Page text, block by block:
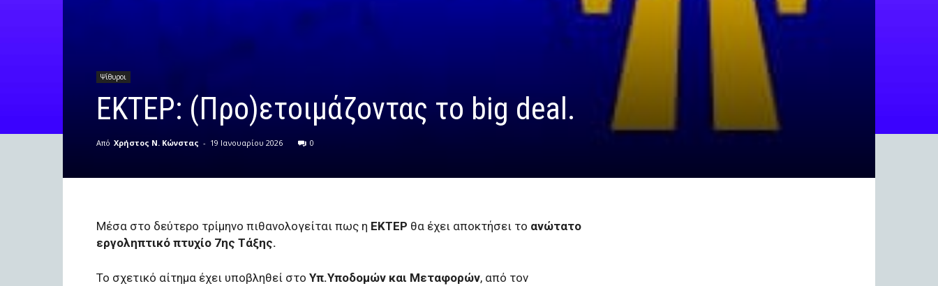
Ψίθυροι
ΕΚΤΕΡ: (Προ)ετοιμάζοντας το big deal.
Από Χρήστος Ν. Κώνστας - 19 Ιανουαρίου 2026 0
Μέσα στο δεύτερο τρίμηνο πιθανολογείται πως η ΕΚΤΕΡ θα έχει αποκτήσει το ανώτατο
εργοληπτικό πτυχίο 7ης Τάξης.
Το σχετικό αίτημα έχει υποβληθεί στο Υπ.Υποδομών και Μεταφορών, από τον